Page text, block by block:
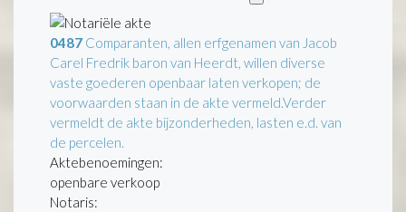
0487 Comparanten, allen erfgenamen van Jacob
Carel Fredrik baron van Heerdt, willen diverse
vaste goederen openbaar laten verkopen; de
voorwaarden staan in de akte vermeld.Verder
vermeldt de akte bijzonderheden, lasten e.d. van
de percelen.
Aktebenoemingen:
openbare verkoop
Notaris: